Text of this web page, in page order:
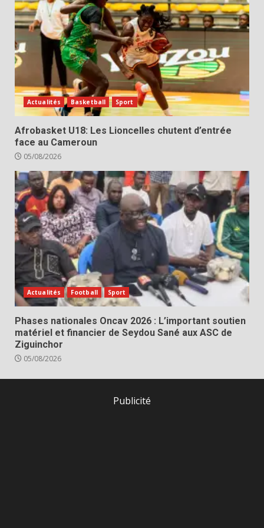
Actualités Basketball Sport
Afrobasket U18: Les Lioncelles chutent d’entrée
face au Cameroun
05/08/2026
Actualités Football Sport
Phases nationales Oncav 2026 : L’important soutien
matériel et financier de Seydou Sané aux ASC de
Ziguinchor
05/08/2026
Publicité